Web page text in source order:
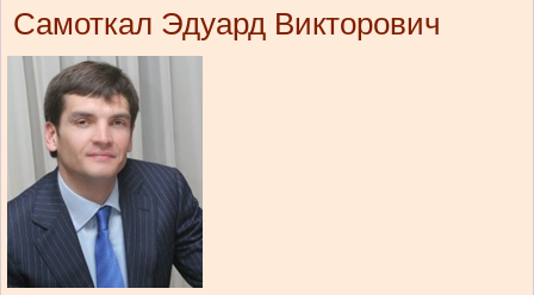
Самоткал Эдуард Викторович